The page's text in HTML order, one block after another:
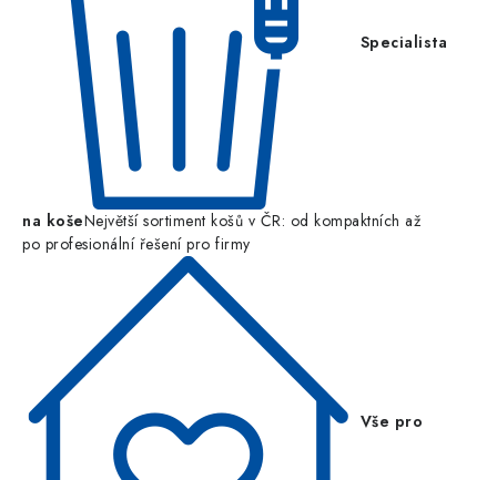
Specialista
na košeNejvětší sortiment košů v ČR: od kompaktních až
po profesionální řešení pro firmy
Vše pro